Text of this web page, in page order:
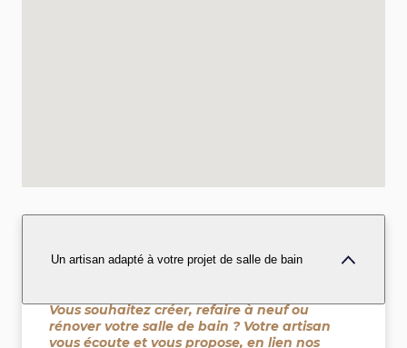
Un artisan adapté à votre projet de salle de bain
Vous souhaitez créer, refaire à neuf ou
rénover votre salle de bain ? Votre artisan
vous écoute et vous propose, en lien nos